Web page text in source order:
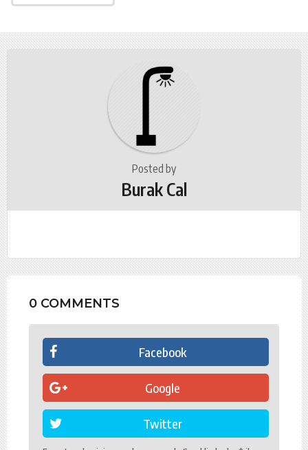
i
n
Posted by
Burak Cal
0 COMMENTS
Facebook
Google
Twitter